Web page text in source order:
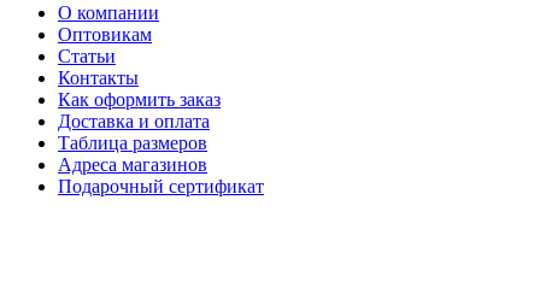
О компании
Оптовикам
Статьи
Контакты
Как оформить заказ
Доставка и оплата
Таблица размеров
Адреса магазинов
Подарочный сертификат